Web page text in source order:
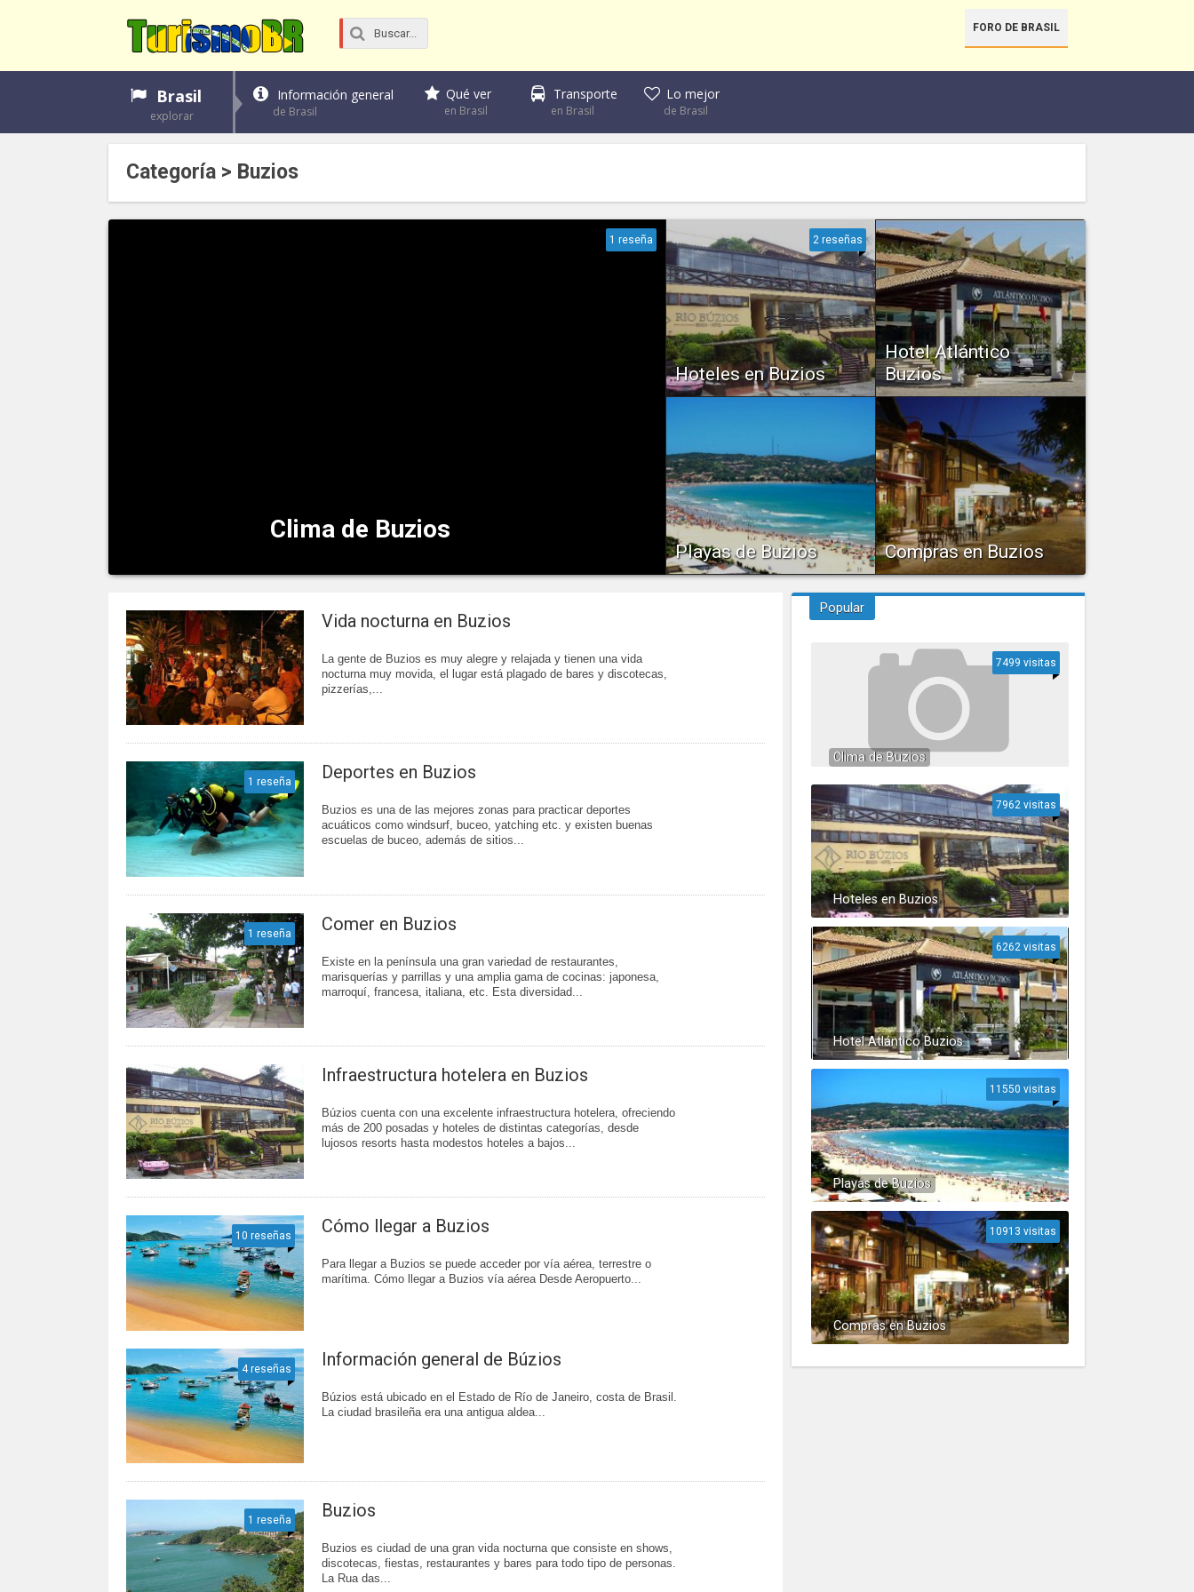
FORO DE BRASIL
Brasil
explorar
Información general
de Brasil
Qué ver
en Brasil
Transporte
en Brasil
Lo mejor
de Brasil
Categoría > Buzios
Clima de Buzios
1 reseña
Hoteles en Buzios
En esta hoja podrás encontrar
2 reseñas
Hotel Atlántico
Buzios
Emplazado frente a la Bahía de
la Armação de los Buzios, este...
Playas de Buzios
Buzios goza del sol durante casi
Compras en Buzios
En la Rua das Pedras se pueden
visitar boutiques y tiendas de...
Vida nocturna en Buzios
La gente de Buzios es muy alegre y relajada y tienen una vida
nocturna muy movida, el lugar está plagado de bares y discotecas,
pizzerías,...
1 reseña Deportes en Buzios
Buzios es una de las mejores zonas para practicar deportes
acuáticos como windsurf, buceo, yatching etc. y existen buenas
escuelas de buceo, además de sitios...
1 reseña Comer en Buzios
Existe en la península una gran variedad de restaurantes,
marisquerías y parrillas y una amplia gama de cocinas: japonesa,
marroquí, francesa, italiana, etc. Esta diversidad...
Infraestructura hotelera en Buzios
Búzios cuenta con una excelente infraestructura hotelera, ofreciendo
más de 200 posadas y hoteles de distintas categorías, desde
lujosos resorts hasta modestos hoteles a bajos...
10 reseñas Cómo llegar a Buzios
Para llegar a Buzios se puede acceder por vía aérea, terrestre o
marítima. Cómo llegar a Buzios vía aérea Desde Aeropuerto...
4 reseñas Información general de Búzios
Búzios está ubicado en el Estado de Río de Janeiro, costa de Brasil.
La ciudad brasileña era una antigua aldea...
1 reseña Buzios
Buzios es ciudad de una gran vida nocturna que consiste en shows,
discotecas, fiestas, restaurantes y bares para todo tipo de personas.
La Rua das...
Popular
Clima de Buzios
7499 visitas
Hoteles en Buzios
7962 visitas
Hotel Atlántico Buzios
6262 visitas
Playas de Buzios
11550 visitas
Compras en Buzios
10913 visitas